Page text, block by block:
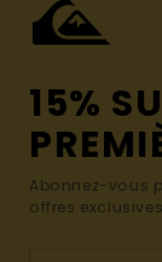
15%
Abonnez-vous
offres